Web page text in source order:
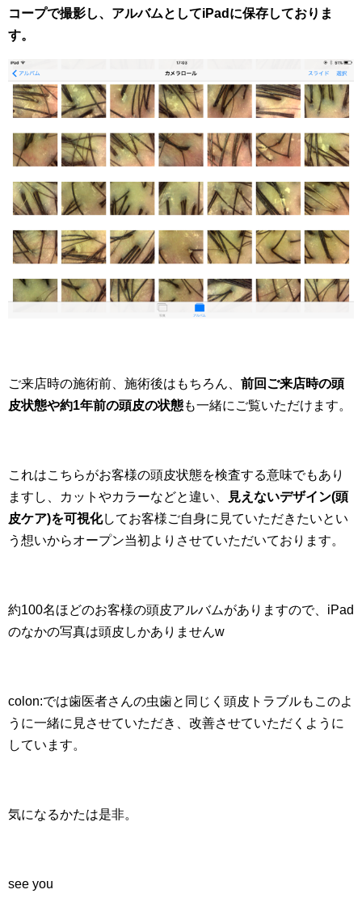
コープで撮影し、アルバムとしてiPadに保存しておりま
す。
ご来店時の施術前、施術後はもちろん、 前回ご来店時の頭
皮状態や約1年前の頭皮の状態も一緒にご覧いただけます。
これはこちらがお客様の頭皮状態を検査する意味でもあり
ますし、カットやカラーなどと違い、
見えないデザイン(頭
皮ケア)を可視化してお客様ご自身に見ていただきたいとい
う想いからオープン当初よりさせていただいております。
約100名ほどのお客様の頭皮アルバムがありますので、iPad
のなかの写真は頭皮しかありませんw
colon:では歯医者さんの虫歯と同じく頭皮トラブルもこのよ
うに一緒に見させていただき、改善させていただくように
しています。
気になるかたは是非。
see you